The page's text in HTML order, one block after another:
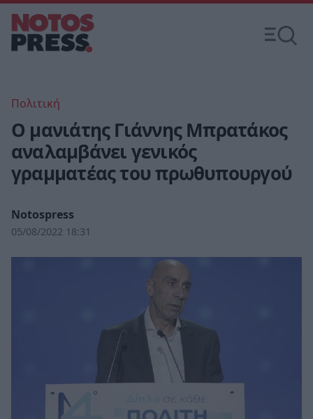
Πολιτική
Ο μανιάτης Γιάννης Μπρατάκος
αναλαμβάνει γενικός
γραμματέας του πρωθυπουργού
Notospress
05/08/2022 18:31